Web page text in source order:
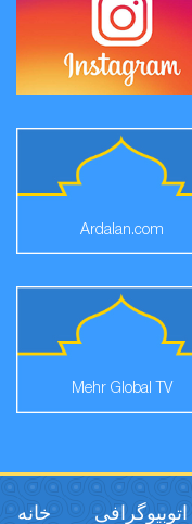
Ardalan.com
Mehr Global TV
خانه اتوبیوگرافی